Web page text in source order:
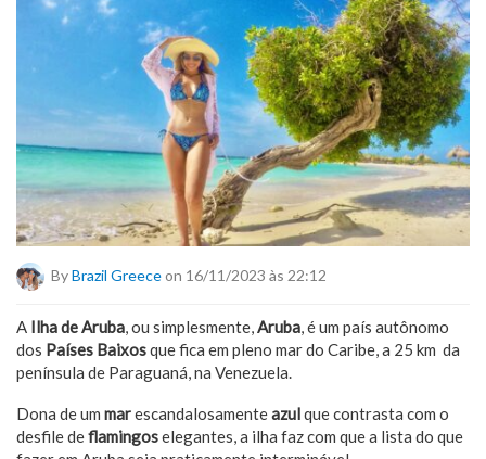
ByBrazil Greeceon 16/11/2023 às 22:12
A Ilha de Aruba, ou simplesmente,Aruba, é um país autônomo
dos Países Baixosque fica em pleno mar do Caribe, a 25 km da
península de Paraguaná, na Venezuela.
Dona de um marescandalosamenteazulque contrasta com o
desfile deflamingoselegantes, a ilha faz com que a lista do que